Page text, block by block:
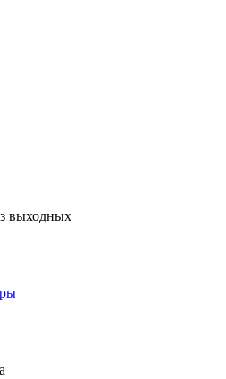
выходных